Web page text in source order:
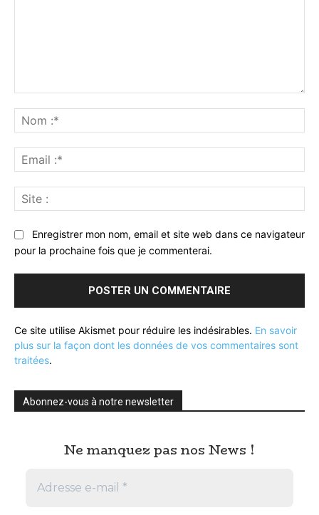
:*
:*
:
Enregistrer mon nom, email et site web dans ce navigateur
pour la prochaine fois que je commenterai.
Ce site utilise Akismet pour réduire les indésirables. En savoir
plus sur la façon dont les données de vos commentaires sont
traitées.
Abonnez-vous à notre newsletter
Ne manquez pas nos News !